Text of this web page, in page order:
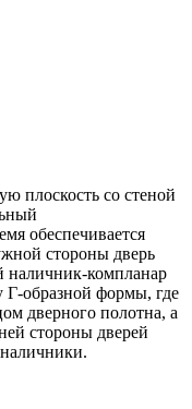
плоскость со стеной
обеспечивается
стороны дверь
компланар
Г-образной формы, где
дверного полотна, а
стороны дверей